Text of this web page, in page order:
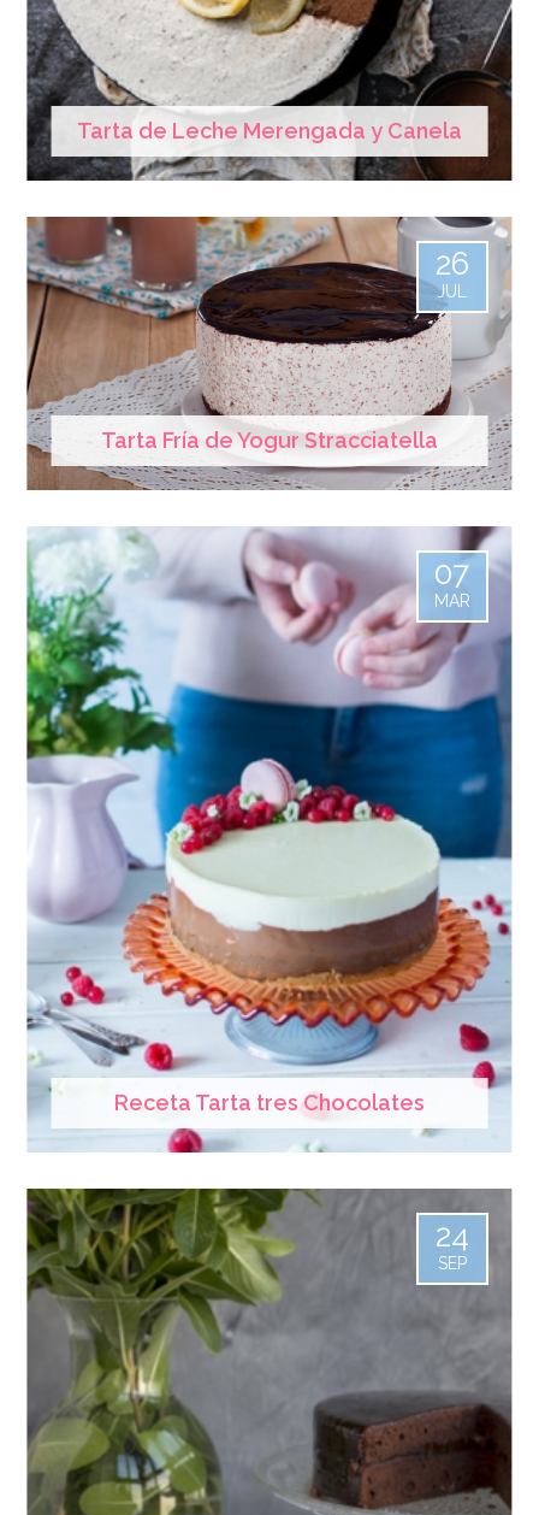
Tarta de Leche Merengada y Canela
Tarta Fría de Yogur Stracciatella
26
JUL
Receta Tarta tres Chocolates
07
MAR
24
SEP